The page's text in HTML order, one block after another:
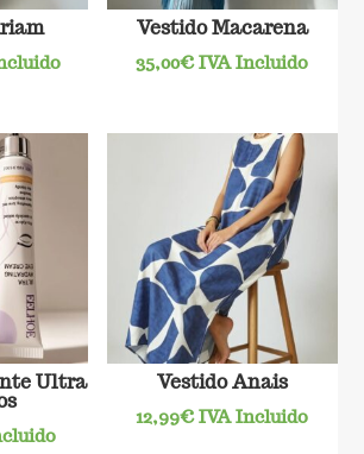
Vestido Macarena
35,00€ IVA Incluido
Ultra Vestido Anais
12,99€ IVA Incluido